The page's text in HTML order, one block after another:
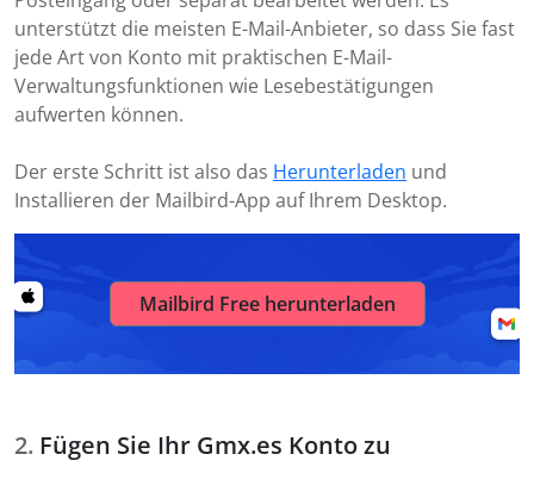
unterstützt die meisten E-Mail-Anbieter, so dass Sie fast
jede Art von Konto mit praktischen E-Mail-
Verwaltungsfunktionen wie Lesebestätigungen
aufwerten können.
Der erste Schritt ist also das Herunterladen und
Installieren der Mailbird-App auf Ihrem Desktop.
Mailbird Free herunterladen
Fügen Sie Ihr Gmx.es Konto zu